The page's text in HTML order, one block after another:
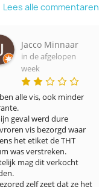
Lees alle commentaren
Emily van
Karsen
in de afgelopen
week
blij met mijn bestelling!
kwaliteit, met zorg
en wat een opties
bij de supermarkt.
iedereen aanraden en
vaker bestellen